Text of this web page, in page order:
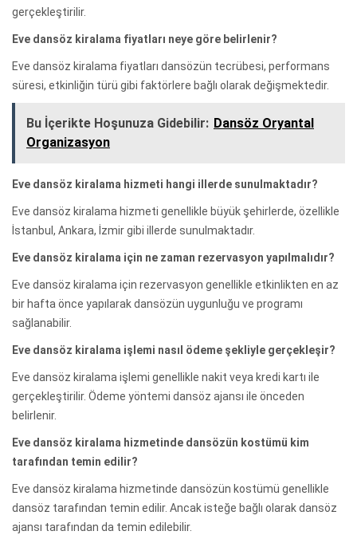
gerçekleştirilir.
Eve dansöz kiralama fiyatları neye göre belirlenir?
Eve dansöz kiralama fiyatları dansözün tecrübesi, performans
süresi, etkinliğin türü gibi faktörlere bağlı olarak değişmektedir.
Bu İçerikte Hoşunuza Gidebilir: Dansöz Oryantal
Organizasyon
Eve dansöz kiralama hizmeti hangi illerde sunulmaktadır?
Eve dansöz kiralama hizmeti genellikle büyük şehirlerde, özellikle
İstanbul, Ankara, İzmir gibi illerde sunulmaktadır.
Eve dansöz kiralama için ne zaman rezervasyon yapılmalıdır?
Eve dansöz kiralama için rezervasyon genellikle etkinlikten en az
bir hafta önce yapılarak dansözün uygunluğu ve programı
sağlanabilir.
Eve dansöz kiralama işlemi nasıl ödeme şekliyle gerçekleşir?
Eve dansöz kiralama işlemi genellikle nakit veya kredi kartı ile
gerçekleştirilir. Ödeme yöntemi dansöz ajansı ile önceden
belirlenir.
Eve dansöz kiralama hizmetinde dansözün kostümü kim
tarafından temin edilir?
Eve dansöz kiralama hizmetinde dansözün kostümü genellikle
dansöz tarafından temin edilir. Ancak isteğe bağlı olarak dansöz
ajansı tarafından da temin edilebilir.